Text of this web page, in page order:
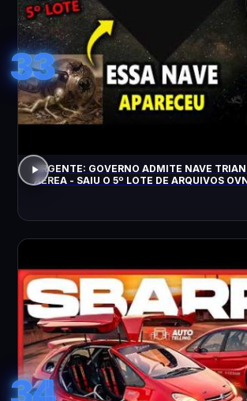
33
URGENTE: GOVERNO ADMITE NAVE
AÉREA - SAIU O 5º LOTE DE ARQUIVOS